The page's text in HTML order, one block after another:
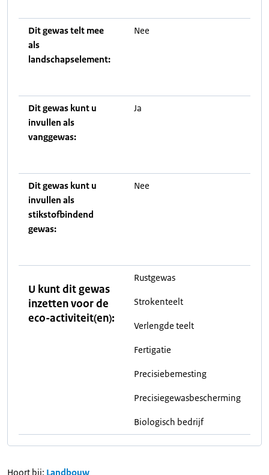
Dit gewas telt mee
als
landschapselement:
Nee
Dit gewas kunt u
invullen als
vanggewas:
Ja
Dit gewas kunt u
invullen als
stikstofbindend
gewas:
Nee
U kunt dit gewas
inzetten voor de
eco-activiteit(en):
Rustgewas
Strokenteelt
Verlengde teelt
Fertigatie
Precisiebemesting
Precisiegewasbescherming
Biologisch bedrijf
Hoort bij: Landbouw